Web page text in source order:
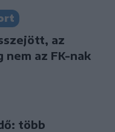
az
nem az FK-nak
több